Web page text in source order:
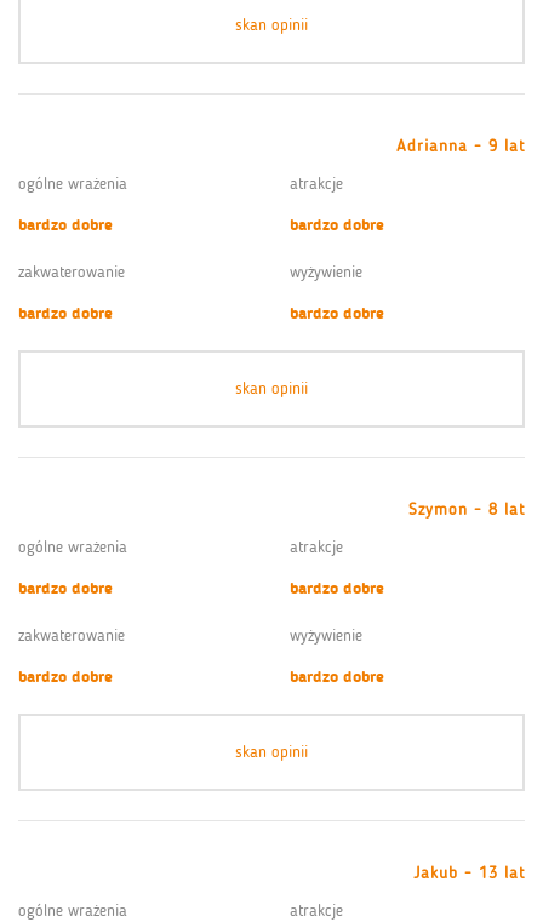
skan opinii
Adrianna - 9 lat
ogólne wrażenia
bardzo dobre
atrakcje
bardzo dobre
zakwaterowanie
bardzo dobre
wyżywienie
bardzo dobre
skan opinii
Szymon - 8 lat
ogólne wrażenia
bardzo dobre
atrakcje
bardzo dobre
zakwaterowanie
bardzo dobre
wyżywienie
bardzo dobre
skan opinii
Jakub - 13 lat
ogólne wrażenia
atrakcje